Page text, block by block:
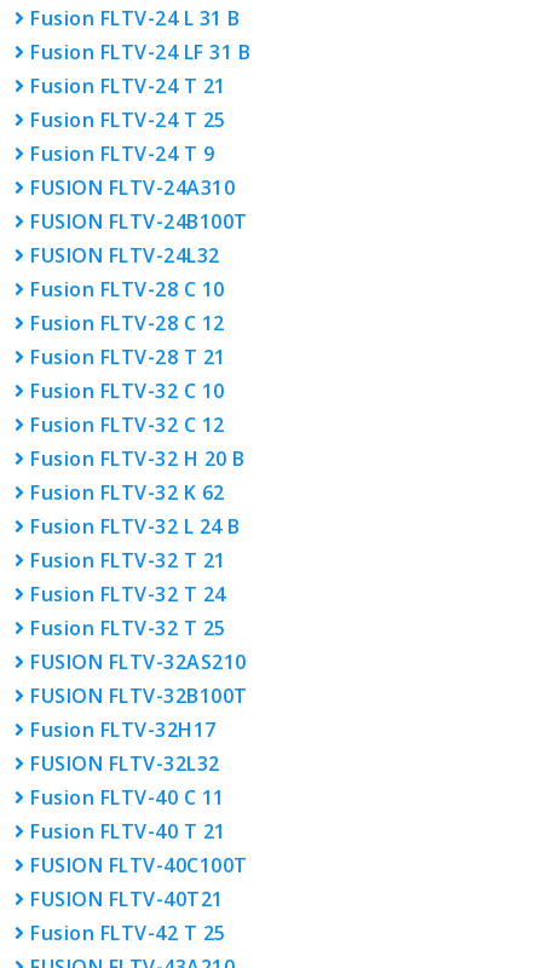
Fusion FLTV-24 L 31 B
Fusion FLTV-24 LF 31 B
Fusion FLTV-24 T 21
Fusion FLTV-24 T 25
Fusion FLTV-24 T 9
FUSION FLTV-24A310
FUSION FLTV-24B100T
FUSION FLTV-24L32
Fusion FLTV-28 C 10
Fusion FLTV-28 C 12
Fusion FLTV-28 T 21
Fusion FLTV-32 C 10
Fusion FLTV-32 C 12
Fusion FLTV-32 H 20 B
Fusion FLTV-32 K 62
Fusion FLTV-32 L 24 B
Fusion FLTV-32 T 21
Fusion FLTV-32 T 24
Fusion FLTV-32 T 25
FUSION FLTV-32AS210
FUSION FLTV-32B100T
Fusion FLTV-32H17
FUSION FLTV-32L32
Fusion FLTV-40 C 11
Fusion FLTV-40 T 21
FUSION FLTV-40C100T
FUSION FLTV-40T21
Fusion FLTV-42 T 25